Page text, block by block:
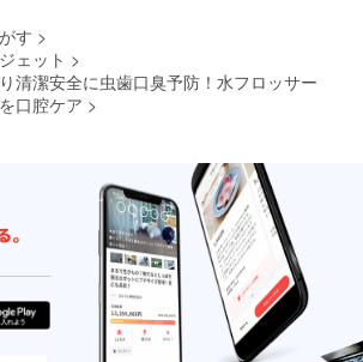
商品が返送
個別連絡は
行っており
ません。
返送に心当
たりのある
方は、お手
数ですがご
自身でご連
送手数
料およ
ご負担
いただ
きま
す。
す >
ェット >
清潔安全に虫歯口臭予防！水フロッサー
口腔ケア >